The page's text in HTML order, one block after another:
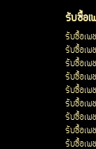
รับซื้อ
รับซื้อเ
รับซื้อเ
รับซื้อเ
รับซื้อเ
รับซื้อเ
รับซื้อเ
รับซื้อเ
รับซื้อเ
รับซื้อเ